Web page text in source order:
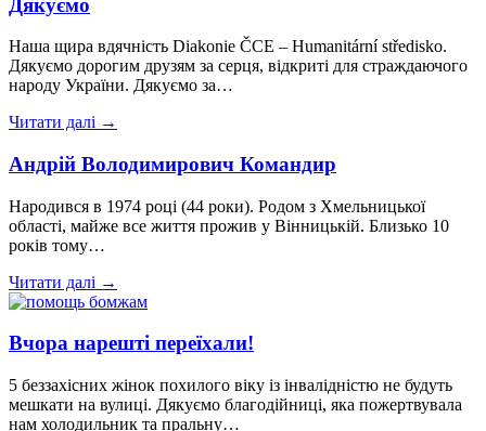
Наша щира вдячність Diakonie ČCE – Humanitární středisko.
Дякуємо дорогим друзям за серця, відкриті для страждаючого
народу України. Дякуємо за…
Читати далі →
Андрій Володимирович Командир
Народився в 1974 році (44 роки). Родом з Хмельницької
області, майже все життя прожив у Вінницькій. Близько 10
років тому…
Читати далі →
Вчора нарешті переїхали!
5 беззахісних жінок похилого віку із інвалідністю не будуть
мешкати на вулиці. Дякуємо благодійниці, яка пожертвувала
нам холодильник та пральну…